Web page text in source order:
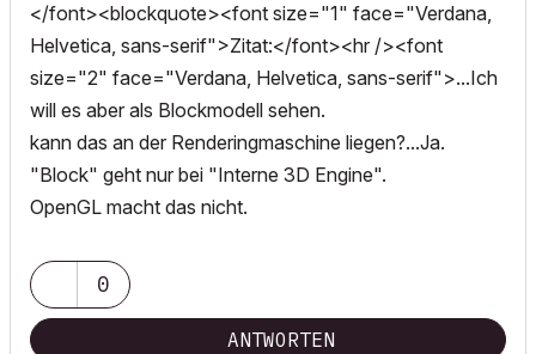
</font><blockquote><font size="1" face="Verdana,
Helvetica, sans-serif">Zitat:</font><hr /><font
size="2" face="Verdana, Helvetica, sans-serif">...Ich
will es aber als Blockmodell sehen.
kann das an der Renderingmaschine liegen?...Ja.
"Block" geht nur bei "Interne 3D Engine".
OpenGL macht das nicht.
0
ANTWORTEN